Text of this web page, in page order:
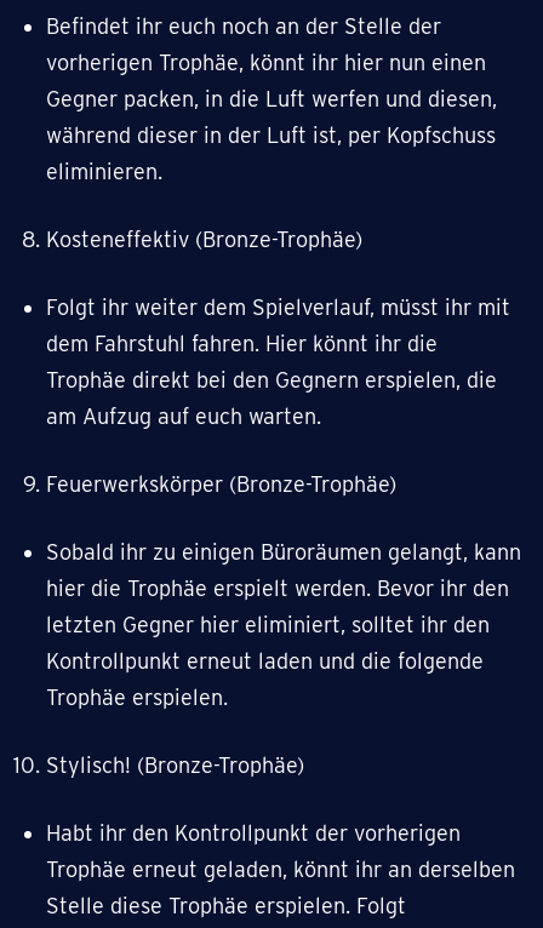
Befindet ihr euch noch an der Stelle der
vorherigen Trophäe, könnt ihr hier nun einen
Gegner packen, in die Luft werfen und diesen,
während dieser in der Luft ist, per Kopfschuss
eliminieren.
Kosteneffektiv (Bronze-Trophäe)
Folgt ihr weiter dem Spielverlauf, müsst ihr mit
dem Fahrstuhl fahren. Hier könnt ihr die
Trophäe direkt bei den Gegnern erspielen, die
am Aufzug auf euch warten.
Feuerwerkskörper (Bronze-Trophäe)
Sobald ihr zu einigen Büroräumen gelangt, kann
hier die Trophäe erspielt werden. Bevor ihr den
letzten Gegner hier eliminiert, solltet ihr den
Kontrollpunkt erneut laden und die folgende
Trophäe erspielen.
Stylisch! (Bronze-Trophäe)
Habt ihr den Kontrollpunkt der vorherigen
Trophäe erneut geladen, könnt ihr an derselben
Stelle diese Trophäe erspielen. Folgt